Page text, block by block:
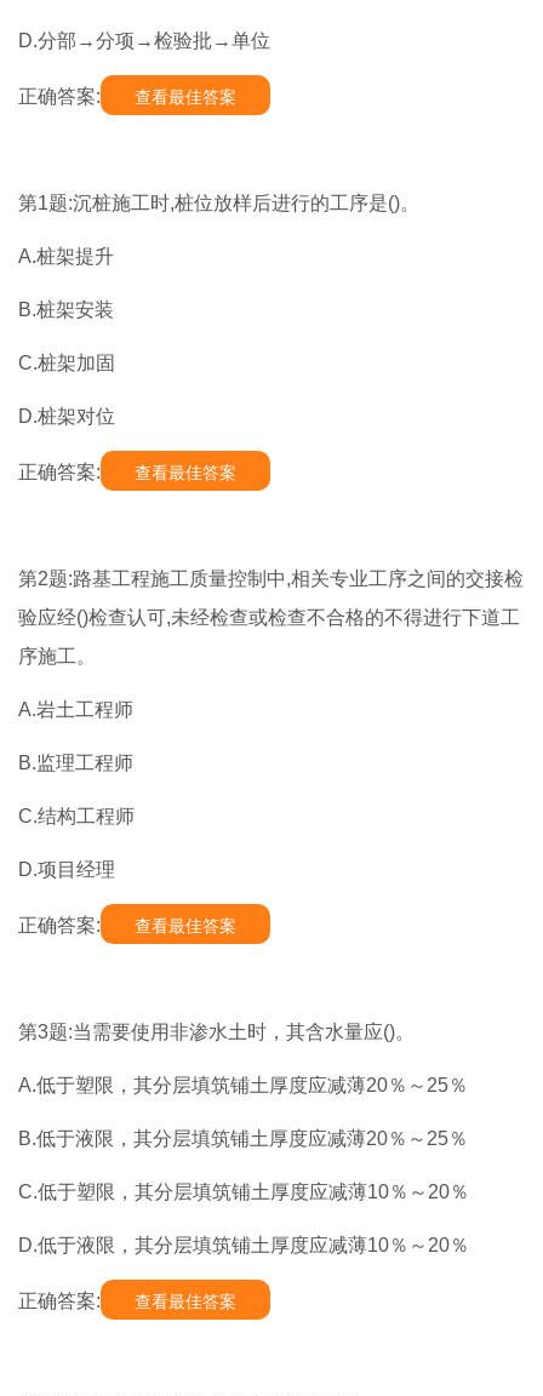
D.分部→分项→检验批→单位
正确答案: 查看最佳答案
第1题:沉桩施工时,桩位放样后进行的工序是()。
A.桩架提升
B.桩架安装
C.桩架加固
D.桩架对位
正确答案: 查看最佳答案
第2题:路基工程施工质量控制中,相关专业工序之间的交接检
验应经()检查认可,未经检查或检查不合格的不得进行下道工
序施工。
A.岩土工程师
B.监理工程师
C.结构工程师
D.项目经理
正确答案: 查看最佳答案
第3题:当需要使用非渗水土时，其含水量应()。
A.低于塑限，其分层填筑铺土厚度应减薄20％～25％
B.低于液限，其分层填筑铺土厚度应减薄20％～25％
C.低于塑限，其分层填筑铺土厚度应减薄10％～20％
D.低于液限，其分层填筑铺土厚度应减薄10％～20％
正确答案: 查看最佳答案